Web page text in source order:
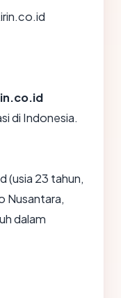
di Indonesia.
(usia 23 tahun,
Nusantara,
dalam